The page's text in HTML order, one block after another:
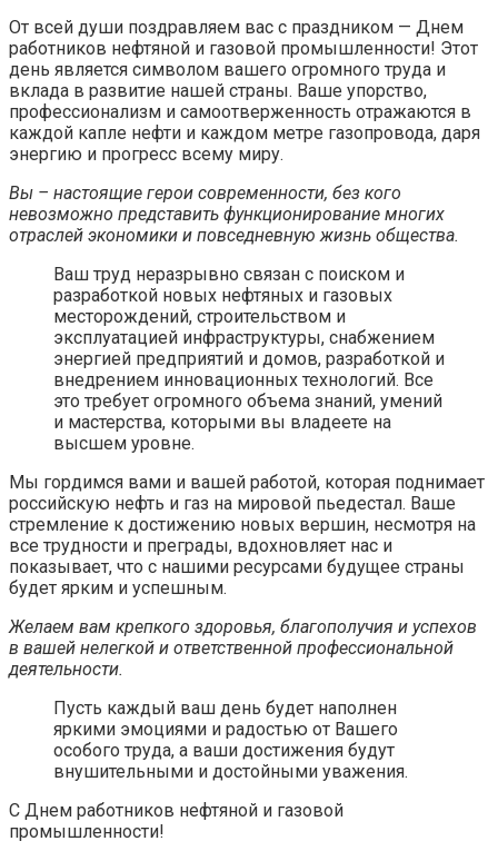
От всей души поздравляем вас с праздником — Днем
работников нефтяной и газовой промышленности! Этот
день является символом вашего огромного труда и
вклада в развитие нашей страны. Ваше упорство,
профессионализм и самоотверженность отражаются в
каждой капле нефти и каждом метре газопровода, даря
энергию и прогресс всему миру.
Вы – настоящие герои современности, без кого
невозможно представить функционирование многих
отраслей экономики и повседневную жизнь общества.
Ваш труд неразрывно связан с поиском и
разработкой новых нефтяных и газовых
месторождений, строительством и
эксплуатацией инфраструктуры, снабжением
энергией предприятий и домов, разработкой и
внедрением инновационных технологий. Все
это требует огромного объема знаний, умений
и мастерства, которыми вы владеете на
высшем уровне.
Мы гордимся вами и вашей работой, которая поднимает
российскую нефть и газ на мировой пьедестал. Ваше
стремление к достижению новых вершин, несмотря на
все трудности и преграды, вдохновляет нас и
показывает, что с нашими ресурсами будущее страны
будет ярким и успешным.
Желаем вам крепкого здоровья, благополучия и успехов
в вашей нелегкой и ответственной профессиональной
деятельности.
Пусть каждый ваш день будет наполнен
яркими эмоциями и радостью от Вашего
особого труда, а ваши достижения будут
внушительными и достойными уважения.
С Днем работников нефтяной и газовой
промышленности!